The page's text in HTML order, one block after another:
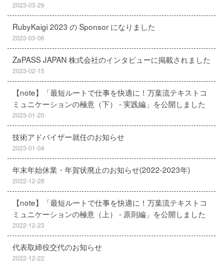
2023-03-29
RubyKaigi 2023 の Sponsor になりました
2023-03-06
ZaPASS JAPAN 株式会社のインタビューに掲載されました
2023-02-15
【note】「最短ルートで仕事を快適に！万葉流テキストコ
ミュニケーションの極意（下） - 実践編」を公開しました
2023-01-20
技術アドバイザー就任のお知らせ
2023-01-04
年末年始休業・年賀状廃止のお知らせ(2022-2023年)
2022-12-28
【note】「最短ルートで仕事を快適に！万葉流テキストコ
ミュニケーションの極意（上） - 原則編」を公開しました
2022-12-23
代表取締役交代のお知らせ
2022-12-22